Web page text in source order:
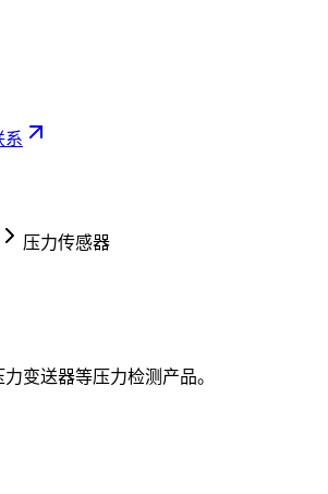
系
压力传感器
变送器等压力检测产品。